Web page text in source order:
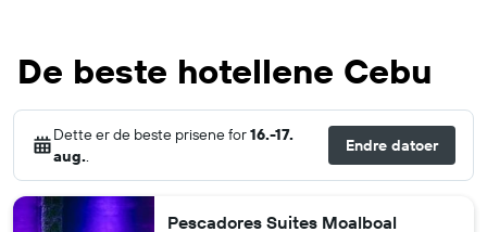
De beste hotellene Cebu
Dette er de beste prisene for16.-17.
aug..
Endre datoer
Pescadores Suites Moalboal